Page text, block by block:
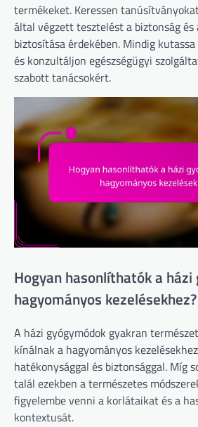
termékeket. Keressen
által végzett tesztelést a biztonság és
biztosítása érdekében. Mindig
és konzultáljon egészségügyi
szabott tanácsokért.
Hogyan hasonlíthatók a házi
hagyományos kezelésekhez?
A házi gyógymódok gyakran
kínálnak a hagyományos
hatékonysággal és biztonsággal. Míg
talál ezekben a természetes
figyelembe venni a korlátaikat és a
kontextusát.